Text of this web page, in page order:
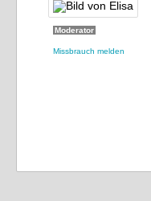
Moderator
Missbrauch melden